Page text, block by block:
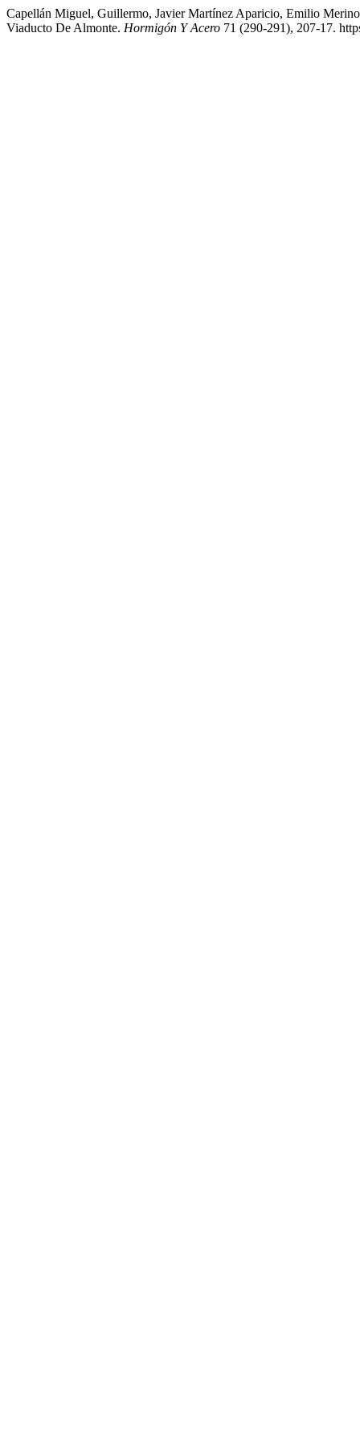
Capellán Miguel, Guillermo, Javier Martínez Aparicio, Emilio
Viaducto De Almonte. Hormigón Y Acero 71 (290-291), 207-17.